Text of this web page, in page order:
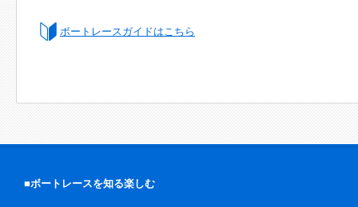
ボートレースガイドはこちら
■ボートレースを知る楽しむ